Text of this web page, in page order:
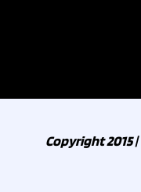
Copyright 2015